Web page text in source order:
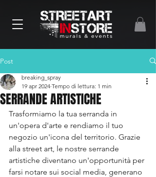
Post
SERRANDE ARTISTICHE
breaking_spray
19 apr 2024 Tempo di lettura: 1 min
Trasformiamo la tua serranda in
un'opera d'arte e rendiamo il tuo
negozio un'icona del territorio. Grazie
alla street art, le nostre serrande
artistiche diventano un'opportunità per
farsi notare sui social media, generano